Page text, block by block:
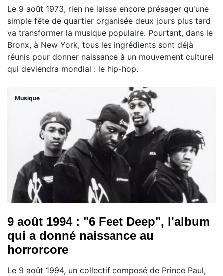
Le 9 août 1973, rien ne laisse encore présager qu'une
simple fête de quartier organisée deux jours plus tard
va transformer la musique populaire. Pourtant, dans le
Bronx, à New York, tous les ingrédients sont déjà
réunis pour donner naissance à un mouvement culturel
qui deviendra mondial : le hip-hop.
Musique
9 août 1994 : "6 Feet Deep", l'album
qui a donné naissance au
horrorcore
Le 9 août 1994, un collectif composé de Prince Paul,